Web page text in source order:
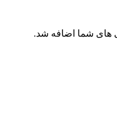
اضافه شد.